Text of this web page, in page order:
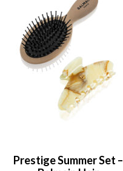
Prestige Summer Set –